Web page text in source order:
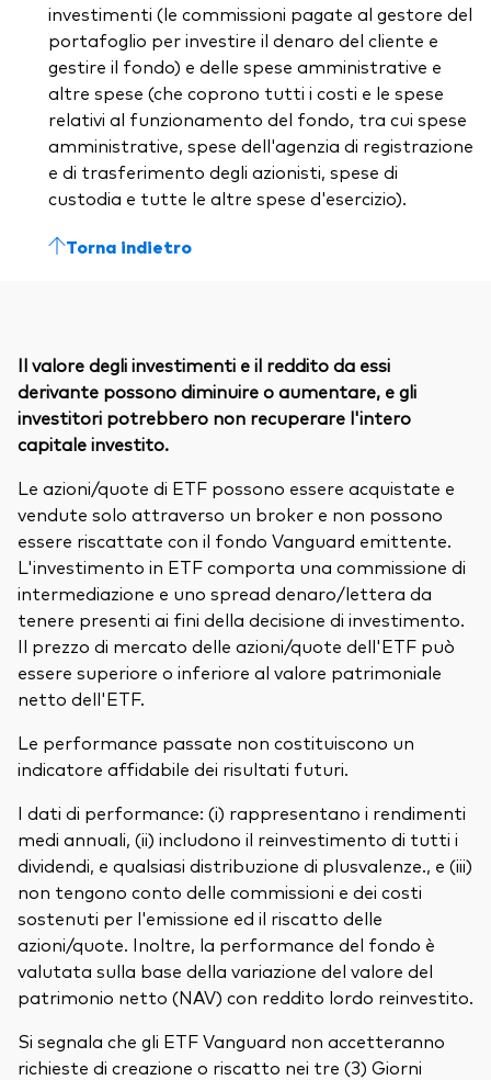
investimenti (le commissioni pagate al gestore del
portafoglio per investire il denaro del cliente e
gestire il fondo) e delle spese amministrative e
altre spese (che coprono tutti i costi e le spese
relativi al funzionamento del fondo, tra cui spese
amministrative, spese dell'agenzia di registrazione
e di trasferimento degli azionisti, spese di
custodia e tutte le altre spese d'esercizio).
Torna indietro
Il valore degli investimenti e il reddito da essi
derivante possono diminuire o aumentare, e gli
investitori potrebbero non recuperare l'intero
capitale investito.
Le azioni/quote di ETF possono essere acquistate e
vendute solo attraverso un broker e non possono
essere riscattate con il fondo Vanguard emittente.
L'investimento in ETF comporta una commissione di
intermediazione e uno spread denaro/lettera da
tenere presenti ai fini della decisione di investimento.
Il prezzo di mercato delle azioni/quote dell'ETF può
essere superiore o inferiore al valore patrimoniale
netto dell'ETF.
Le performance passate non costituiscono un
indicatore affidabile dei risultati futuri.
I dati di performance: (i) rappresentano i rendimenti
medi annuali, (ii) includono il reinvestimento di tutti i
dividendi, e qualsiasi distribuzione di plusvalenze., e (iii)
non tengono conto delle commissioni e dei costi
sostenuti per l'emissione ed il riscatto delle
azioni/quote. Inoltre, la performance del fondo è
valutata sulla base della variazione del valore del
patrimonio netto (NAV) con reddito lordo reinvestito.
Si segnala che gli ETF Vanguard non accetteranno
richieste di creazione o riscatto nei tre (3) Giorni